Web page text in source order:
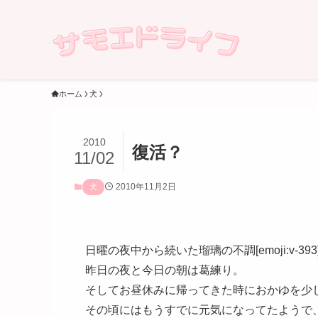
ホーム 犬
復活？
2010
11/02
犬 2010年11月2日
日曜の夜中から続いた瑠璃の不調[emoji:v-393]
昨日の夜と今日の朝は葛練り。
そしてお昼休みに帰ってきた時におかゆを少
その頃にはもうすでに元気になってたようで、